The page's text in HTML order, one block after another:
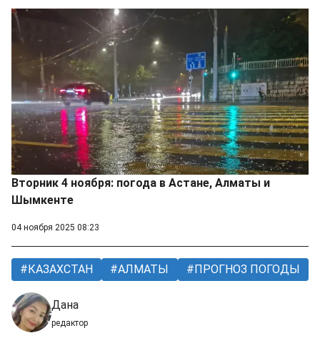
Вторник 4 ноября: погода в Астане, Алматы и
Шымкенте
04 ноября 2025 08:23
КАЗАХСТАН АЛМАТЫ ПРОГНОЗ ПОГОДЫ
Дана
редактор